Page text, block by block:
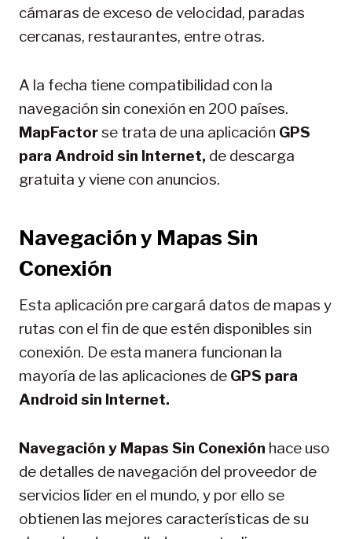
cámaras de exceso de velocidad, paradas
cercanas, restaurantes, entre otras.
A la fecha tiene compatibilidad con la
navegación sin conexión en 200 países.
MapFactorse trata de una aplicación GPS
para Android sin Internet, de descarga
gratuita y viene con anuncios.
Navegación y Mapas Sin
Conexión
Esta aplicación pre cargará datos de mapas y
rutas con el fin de que estén disponibles sin
conexión. De esta manera funcionan la
mayoría de las aplicaciones de GPS para
Android sin Internet.
Navegación y Mapas Sin Conexión hace uso
de detalles de navegación del proveedor de
servicios líder en el mundo, y por ello se
obtienen las mejores características de su